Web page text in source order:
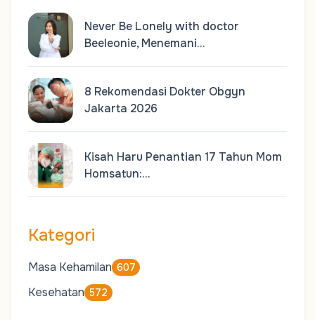
Never Be Lonely with doctor
Beeleonie, Menemani…
8 Rekomendasi Dokter Obgyn
Jakarta 2026
Kisah Haru Penantian 17 Tahun Mom
Homsatun:…
Kategori
Masa Kehamilan 607
Kesehatan 572